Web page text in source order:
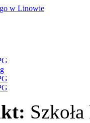
w Linowie